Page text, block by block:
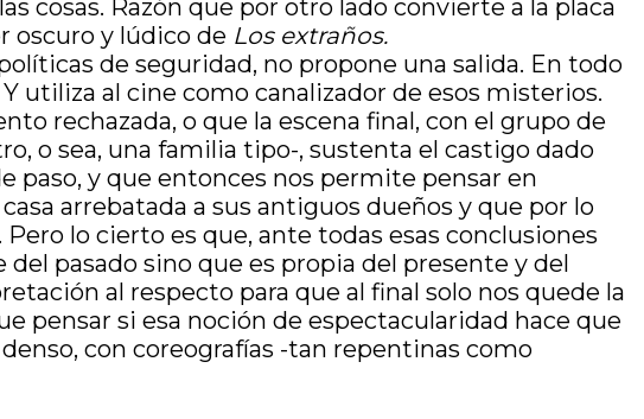
cosas. Razón que por otro lado convierte a la placa
oscuro y lúdico de Los extraños.
de seguridad, no propone una salida. En todo
utiliza al cine como canalizador de esos misterios.
rechazada, o que la escena final, con el grupo de
o sea, una familia tipo-, sustenta el castigo dado
paso, y que entonces nos permite pensar en
arrebatada a sus antiguos dueños y que por lo
lo cierto es que, ante todas esas conclusiones
pasado sino que es propia del presente y del
al respecto para que al final solo nos quede la
pensar si esa noción de espectacularidad hace que
con coreografías -tan repentinas como